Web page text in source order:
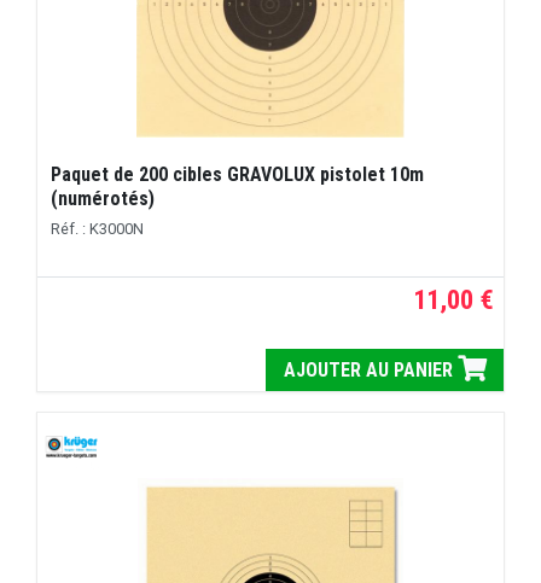
Paquet de 200 cibles GRAVOLUX pistolet 10m
(numérotés)
Réf. : K3000N
11,00 €
AJOUTER AU PANIER